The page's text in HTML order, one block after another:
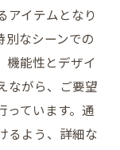
アイテムとなり
別なシーンでの
機能性とデザイ
ながら、ご要望
っています。通
るよう、詳細な